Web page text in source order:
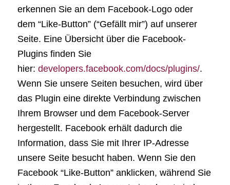
erkennen Sie an dem Facebook-Logo oder
dem “Like-Button” (“Gefällt mir”) auf unserer
Seite. Eine Übersicht über die Facebook-
Plugins finden Sie
hier: developers.facebook.com/docs/plugins/.
Wenn Sie unsere Seiten besuchen, wird über
das Plugin eine direkte Verbindung zwischen
Ihrem Browser und dem Facebook-Server
hergestellt. Facebook erhält dadurch die
Information, dass Sie mit Ihrer IP-Adresse
unsere Seite besucht haben. Wenn Sie den
Facebook “Like-Button” anklicken, während Sie